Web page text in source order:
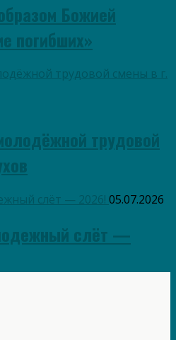
Божией
погибших»
трудовой
05.07.2026
слёт —